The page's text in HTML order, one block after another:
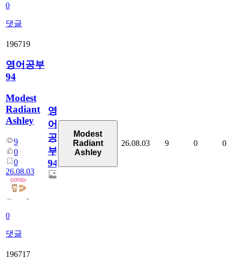
0
댓글
196719
영어공부
94
Modest
Radiant
Ashley
9
0
0
26.08.03
0
댓글
영
어
공
부
94
Modest
Radiant
Ashley
26.08.03 9 0 0
196717